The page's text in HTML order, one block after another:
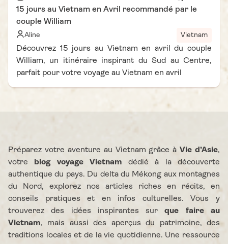
15 jours au Vietnam en Avril recommandé par le
couple William
Aline Vietnam
Découvrez 15 jours au Vietnam en avril du couple
William, un itinéraire inspirant du Sud au Centre,
parfait pour votre voyage au Vietnam en avril
Préparez votre aventure au Vietnam grâce àVie d’Asie,
votre
blog voyage Vietnam dédié à la découverte
authentique du pays. Du delta du Mékong aux montagnes
du Nord, explorez nos articles riches en récits, en
conseils pratiques et en infos culturelles. Vous y
trouverez des idées inspirantes surque faire au
Vietnam, mais aussi des aperçus du patrimoine, des
traditions locales et de la vie quotidienne. Une ressource